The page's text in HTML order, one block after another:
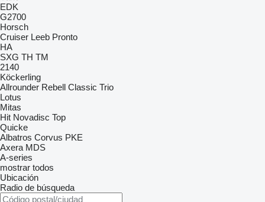
EDK
G2700
Horsch
Cruiser Leeb Pronto
HA
SXG TH TM
2140
Köckerling
Allrounder Rebell Classic Trio
Lotus
Mitas
Hit Novadisc Top
Quicke
Albatros Corvus PKE
Axera MDS
A-series
mostrar todos
Ubicación
Radio de búsqueda